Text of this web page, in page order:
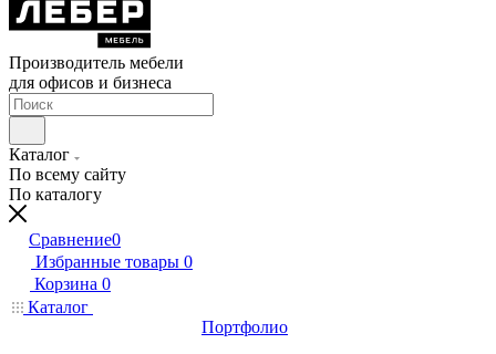
Производитель мебели
для офисов и бизнеса
Каталог
По всему сайту
По каталогу
Сравнение0
Избранные товары 0
Корзина 0
Каталог
Портфолио